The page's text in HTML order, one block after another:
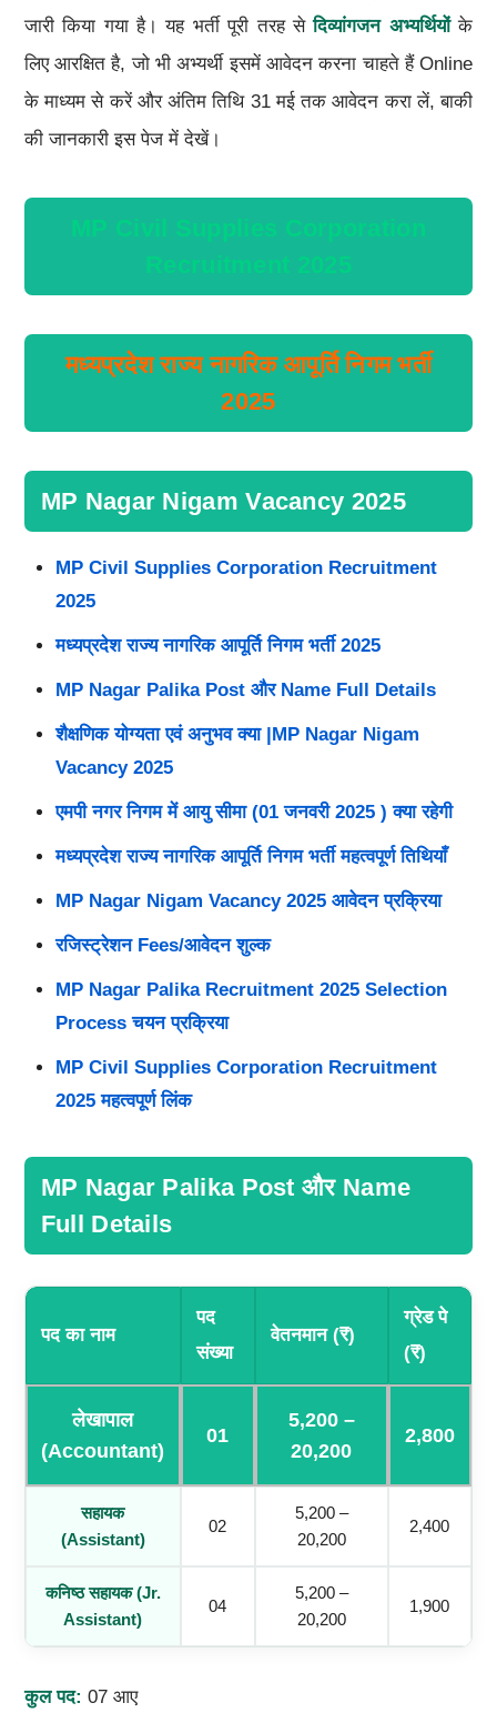
जारी किया गया है। यह भर्ती पूरी तरह सेदिव्यांगजन अभ्यर्थियोंके
लिए आरक्षित है, जो भी अभ्यर्थी इसमें आवेदन करना चाहते हैं Online
के माध्यम से करें और अंतिम तिथि 31 मई तक आवेदन करा लें, बाकी
की जानकारी इस पेज में देखें।
MP Civil Supplies Corporation
Recruitment 2025
मध्यप्रदेश राज्य नागरिक आपूर्ति निगम भर्ती
2025
MP Nagar Nigam Vacancy 2025
MP Civil Supplies Corporation Recruitment
2025
मध्यप्रदेश राज्य नागरिक आपूर्ति निगम भर्ती 2025
MP Nagar Palika Post और Name Full Details
शैक्षणिक योग्यता एवं अनुभव क्या |MP Nagar Nigam
Vacancy 2025
एमपी नगर निगम में आयु सीमा (01 जनवरी 2025 ) क्या रहेगी
मध्यप्रदेश राज्य नागरिक आपूर्ति निगम भर्ती महत्वपूर्ण तिथियाँ
MP Nagar Nigam Vacancy 2025 आवेदन प्रक्रिया
रजिस्ट्रेशन Fees/आवेदन शुल्क
MP Nagar Palika Recruitment 2025 Selection
Process चयन प्रक्रिया
MP Civil Supplies Corporation Recruitment
2025 महत्वपूर्ण लिंक
MP Nagar Palika Post और Name
Full Details
पद का नाम
पद
संख्या
वेतनमान (₹)
ग्रेड पे
(₹)
लेखापाल
(Accountant)
01
5,200 –
20,200
2,800
सहायक
(Assistant)
02
5,200 –
20,200
2,400
कनिष्ठ सहायक (Jr.
Assistant)
04
5,200 –
20,200
1,900
कुल पद: 07 आए